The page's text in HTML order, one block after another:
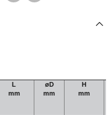
L
mm
øD
mm
H
mm